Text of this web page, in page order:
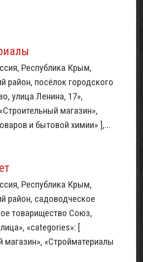
Республика Крым,
район, посёлок городского
улица Ленина, 17»,
магазин»,
и бытовой химии» ],...
Республика Крым,
район, садоводческое
товарищество Союз,
«categories»: [
магазин», «Стройматериалы